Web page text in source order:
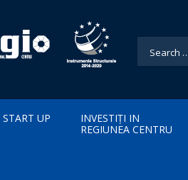
START UP
INVESTIȚI IN
REGIUNEA CENTRU